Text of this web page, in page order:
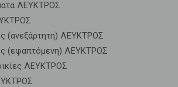
ΛΕΥΚΤΡΟΣ
(ανεξάρτητη) ΛΕΥΚΤΡΟΣ
(εφαπτόμενη) ΛΕΥΚΤΡΟΣ
ΛΕΥΚΤΡΟΣ